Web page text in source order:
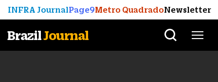
INFRA JournalPage9Metro QuadradoNewsletter
BrazilJournal